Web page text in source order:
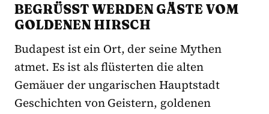
BEGRÜSST WERDEN GÄSTE VOM G
OLDENEN HIRSCH
Budapest ist ein Ort, der seine Mythen
atmet. Es ist als flüsterten die alten
Gemäuer der ungarischen Hauptstadt
Geschichten von Geistern, goldenen